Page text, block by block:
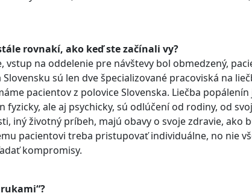
rovnakí, ako keď ste začínali vy?
na oddelenie pre návštevy bol obmedzený,
sú len dve špecializované pracoviská na
pacientov z polovice Slovenska. Liečba popálenín
fyzicky, ale aj psychicky, sú odlúčení od rodiny, od
iný životný príbeh, majú obavy o svoje zdravie, ako
pacientovi treba pristupovať individuálne, no nie
kompromisy.